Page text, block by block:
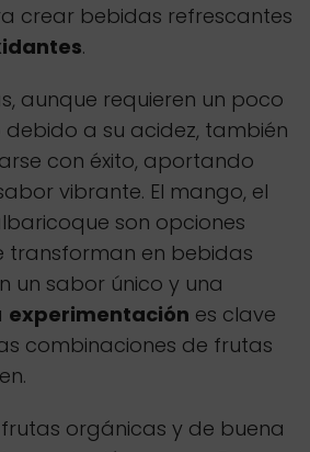
crear bebidas refrescantes
.
aunque requieren un poco
a su acidez, también
con éxito, aportando
vibrante. El mango, el
son opciones
transforman en bebidas
un sabor único y una
experimentación es clave
combinaciones de frutas
frutas orgánicas y de buena